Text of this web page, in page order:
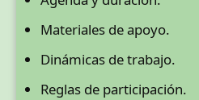
Materiales de apoyo.
Dinámicas de trabajo.
Reglas de participación.